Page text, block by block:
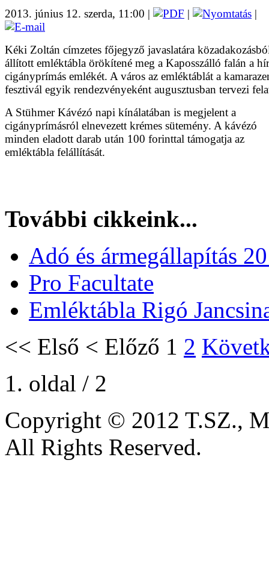
2013. június 12. szerda, 11:00 | | |
Kéki Zoltán címzetes főjegyző javaslatára
állított emléktábla örökítené meg a Kaposszálló falán a
cigányprímás emlékét. A város az emléktáblát a
fesztivál egyik rendezvényeként augusztusban tervezi
A Stühmer Kávézó napi kínálatában is megjelent a
cigányprímásról elnevezett krémes sütemény. A kávézó
minden eladott darab után 100 forinttal támogatja az
emléktábla felállítását.
További cikkeink...
Adó és ármegállapítás
Pro Facultate
Emléktábla Rigó
<< Első < Előző 1 2
1. oldal / 2
Copyright © 2012 T.SZ.,
All Rights Reserved.